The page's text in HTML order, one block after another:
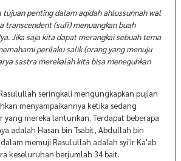
penting dalam aqidah ahlussunnah wal
transcendent (sufi) menuangkan buah
Jika saja kita dapat merangkai sebuah tema
perilaku salik (orang yang menuju
sastra merekalah kita bisa meneguhkan
seringkali mengungkapkan pujian
menyampaikannya ketika sedang
mereka lantunkan. Terdapat beberapa
adalah Hasan bin Tsabit, Abdullah bin
memuji Rasulullah adalah syi'ir Ka'ab
keseluruhan berjumlah 34 bait.